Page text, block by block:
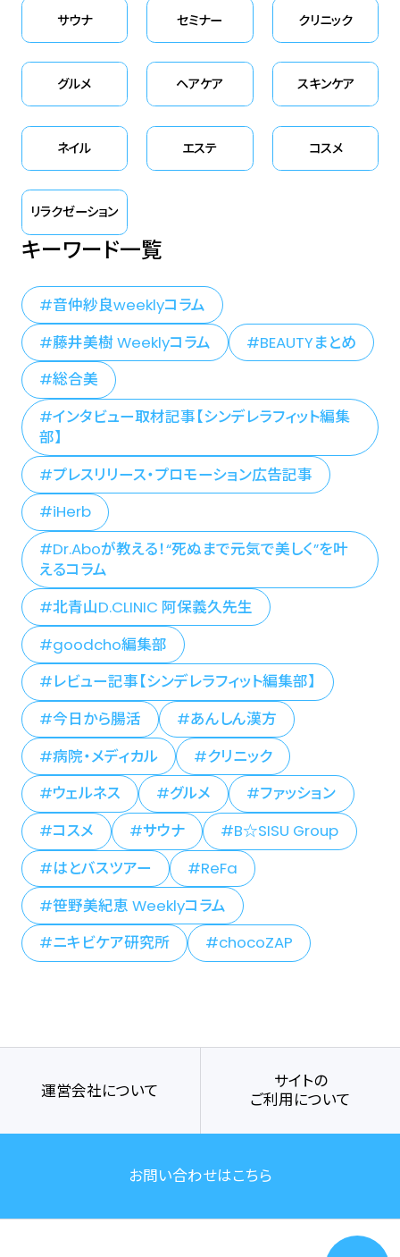
サウナ セミナー クリニック
グルメ ヘアケア スキンケア
ネイル エステ コスメ
リラクゼーション
キーワード一覧
音仲紗良weeklyコラム
藤井美樹 Weeklyコラム
BEAUTYまとめ
総合美
インタビュー取材記事【シンデレラフィット編集
部】
プレスリリース・プロモーション広告記事
iHerb
Dr.Aboが教える！“死ぬまで元気で美しく”を叶
えるコラム
北青山D.CLINIC 阿保義久先生
goodcho編集部
レビュー記事【シンデレラフィット編集部】
今日から腸活
あんしん漢方
病院・メディカル
クリニック
ウェルネス
グルメ
ファッション
コスメ
サウナ
B☆SISU Group
はとバスツアー
ReFa
笹野美紀恵 Weeklyコラム
ニキビケア研究所
chocoZAP
運営会社について
サイトの
ご利用について
お問い合わせはこちら